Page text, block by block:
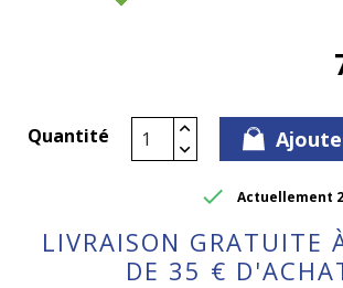
Quantité
 Actuellement
LIVRAISON GRATUITE
DE 35 €